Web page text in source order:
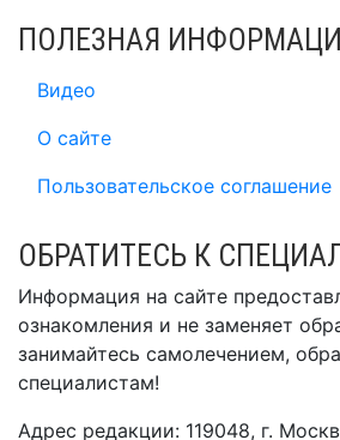
ПОЛЕЗНАЯ
Видео
О сайте
Пользовательское соглашение
ОБРАТИТЕСЬ К
Информация на сайте
ознакомления и не заменяет
занимайтесь самолечением,
специалистам!
Адрес редакции: 119048, г.